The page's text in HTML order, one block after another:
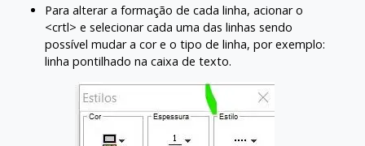
Para alterar a formação de cada linha, acionar o
<crtl> e selecionar cada uma das linhas sendo
possível mudar a cor e o tipo de linha, por exemplo:
linha pontilhado na caixa de texto.